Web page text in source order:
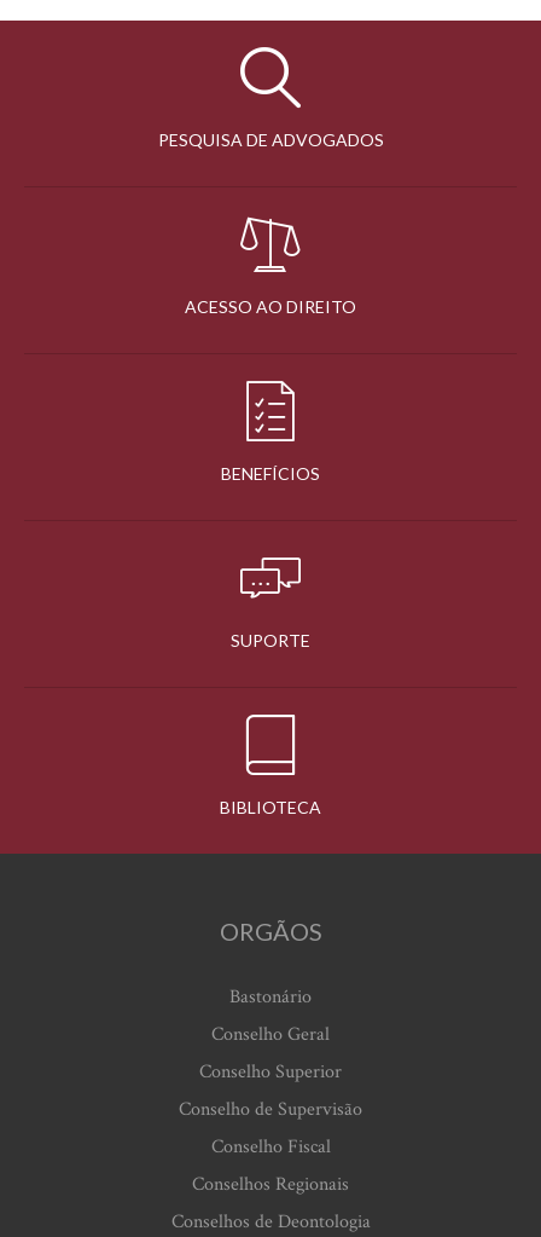
PESQUISA DE ADVOGADOS
ACESSO AO DIREITO
BENEFÍCIOS
SUPORTE
BIBLIOTECA
ORGÃOS
Bastonário
Conselho Geral
Conselho Superior
Conselho de Supervisão
Conselho Fiscal
Conselhos Regionais
Conselhos de Deontologia